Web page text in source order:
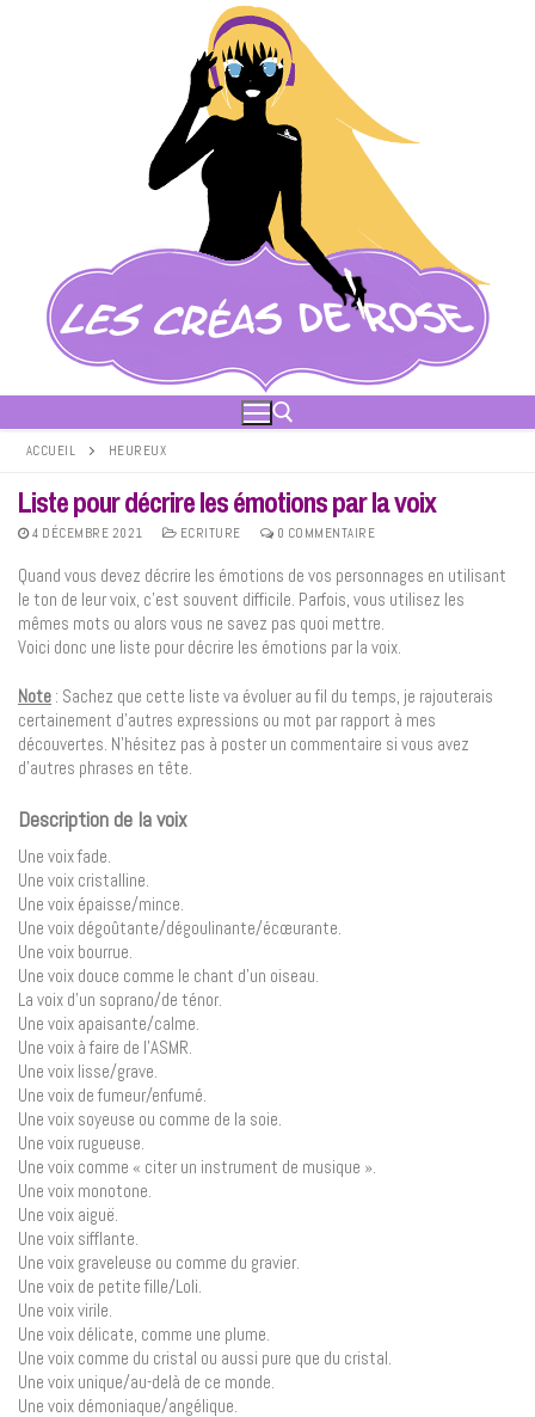
ACCUEIL HEUREUX
Liste pour décrire les émotions par la voix
4 DÉCEMBRE 2021 ECRITURE 0 COMMENTAIRE
Quand vous devez décrire les émotions de vos personnages en utilisant
le ton de leur voix, c’est souvent difficile. Parfois, vous utilisez les
mêmes mots ou alors vous ne savez pas quoi mettre.
Voici donc une liste pour décrire les émotions par la voix.
Note : Sachez que cette liste va évoluer au fil du temps, je rajouterais
certainement d’autres expressions ou mot par rapport à mes
découvertes. N’hésitez pas à poster un commentaire si vous avez
d’autres phrases en tête.
Description de la voix
Une voix fade.
Une voix cristalline.
Une voix épaisse/mince.
Une voix dégoûtante/dégoulinante/écœurante.
Une voix bourrue.
Une voix douce comme le chant d’un oiseau.
La voix d’un soprano/de ténor.
Une voix apaisante/calme.
Une voix à faire de l’ASMR.
Une voix lisse/grave.
Une voix de fumeur/enfumé.
Une voix soyeuse ou comme de la soie.
Une voix rugueuse.
Une voix comme « citer un instrument de musique ».
Une voix monotone.
Une voix aiguë.
Une voix sifflante.
Une voix graveleuse ou comme du gravier.
Une voix de petite fille/Loli.
Une voix virile.
Une voix délicate, comme une plume.
Une voix comme du cristal ou aussi pure que du cristal.
Une voix unique/au-delà de ce monde.
Une voix démoniaque/angélique.